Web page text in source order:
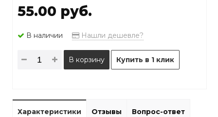
55.00 руб.
В наличии Нашли дешевле?
В корзину Купить в 1 клик
Характеристики Отзывы Вопрос-ответ